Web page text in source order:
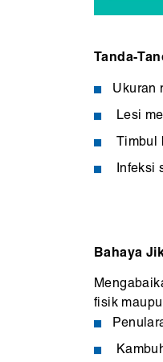
Tanda-
Ukuran
Lesi
Timbul
Infeksi
Bahaya
fisik